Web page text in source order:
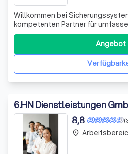
Willkommen bei
kompetenten Partner für
Wir setzen alles daran,
Zuhause oder Unternehmen so
machen. Mit unserer Expertise in
Einbruchschutz, Alarmanlagen und
Angebot
6.HN Dienstleistungen
8,8
place